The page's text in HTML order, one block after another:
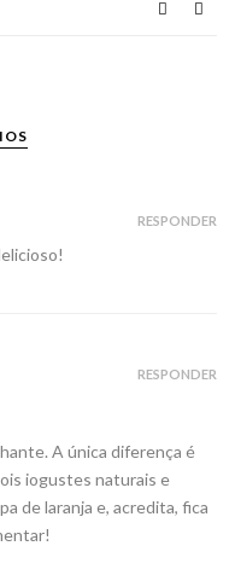
RESPONDER
A única diferença é
iogustes naturais e
de laranja e, acredita, fica
RESPONDER